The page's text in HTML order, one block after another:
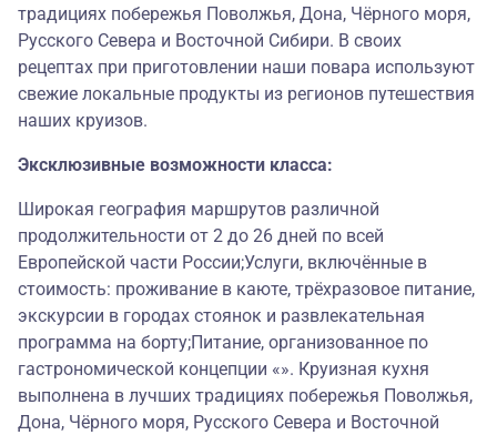
традициях побережья Поволжья, Дона, Чёрного моря,
Русского Севера и Восточной Сибири. В своих
рецептах при приготовлении наши повара используют
свежие локальные продукты из регионов путешествия
наших круизов.
Эксклюзивные возможности класса:
Широкая география маршрутов различной
продолжительности от 2 до 26 дней по всей
Европейской части России;Услуги, включённые в
стоимость: проживание в каюте, трёхразовое питание,
экскурсии в городах стоянок и развлекательная
программа на борту;Питание, организованное по
гастрономической концепции «». Круизная кухня
выполнена в лучших традициях побережья Поволжья,
Дона, Чёрного моря, Русского Севера и Восточной